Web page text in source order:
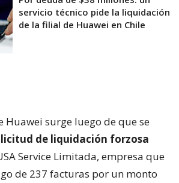
servicio técnico pide la liquidación
de la filial de Huawei en Chile
Huawei surge luego de que se
de liquidación forzosa
Service Limitada, empresa que
de 237 facturas por un monto